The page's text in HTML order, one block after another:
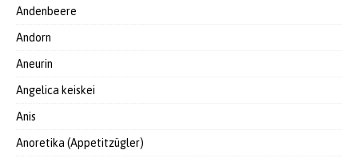
Andenbeere
Andorn
Aneurin
Angelica keiskei
Anis
Anoretika (Appetitzügler)